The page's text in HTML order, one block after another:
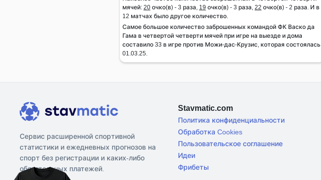
мячей: 20 очко(в) - 3 раза, 19 очко(в) - 3 раза, 22 очко(в) - 2 раза. И в
12 матчах было другое количество.
Самое большое количество заброшенных командой ФК Васко да
Гама в четвертой четверти мячей при игре на выезде и дома
составило 33 в игре против Можи-дас-Крузис, которая состоялась
01.03.25.
Сервис расширенной спортивной
статистики и ежедневных прогнозов на
спорт без регистрации и каких-либо
обязательных платежей.
Stavmatic.com
Политика конфиденциальности
Обработка Cookies
Пользовательское соглашение
Идеи
Фрибеты